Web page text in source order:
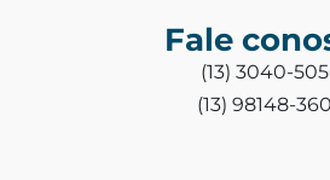
Fale
(13) 3040-
(13) 98148-